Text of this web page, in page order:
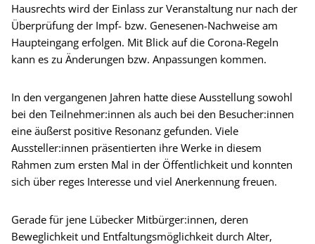
Hausrechts wird der Einlass zur Veranstaltung nur nach der
Überprüfung der Impf- bzw. Genesenen-Nachweise am
Haupteingang erfolgen. Mit Blick auf die Corona-Regeln
kann es zu Änderungen bzw. Anpassungen kommen.
In den vergangenen Jahren hatte diese Ausstellung sowohl
bei den Teilnehmer:innen als auch bei den Besucher:innen
eine äußerst positive Resonanz gefunden. Viele
Aussteller:innen präsentierten ihre Werke in diesem
Rahmen zum ersten Mal in der Öffentlichkeit und konnten
sich über reges Interesse und viel Anerkennung freuen.
Gerade für jene Lübecker Mitbürger:innen, deren
Beweglichkeit und Entfaltungsmöglichkeit durch Alter,